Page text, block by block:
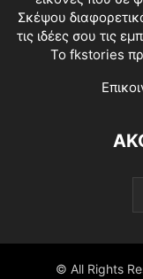
Σκέψου
τις ιδέες σου τις
Το fkstories
© All Rights